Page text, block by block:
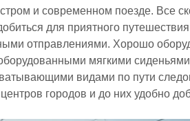
и современном поезде. Все
для приятного
отправлениями. Хорошо
мягкими
видами по пути
городов и до них удобно